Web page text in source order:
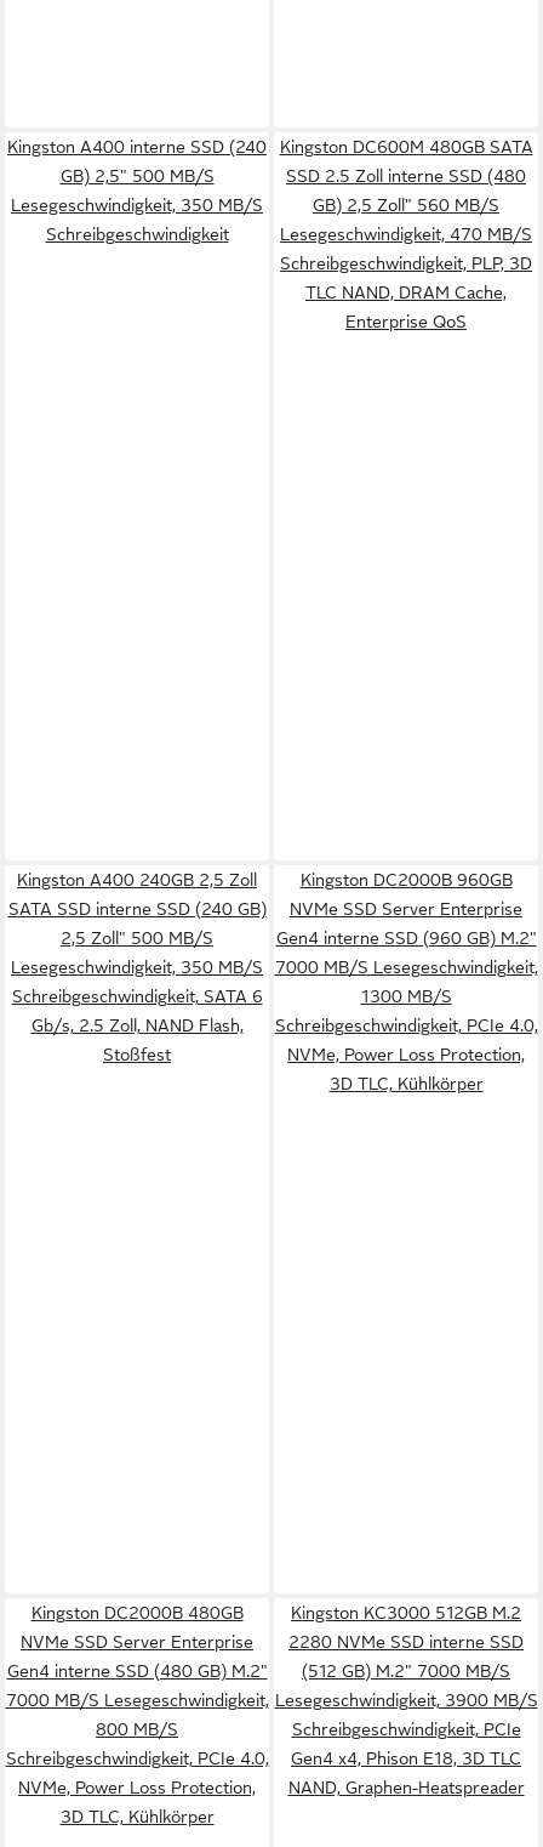
Kingston A400 interne SSD (240
GB) 2,5" 500 MB/S
Lesegeschwindigkeit, 350 MB/S
Schreibgeschwindigkeit
Kingston DC600M 480GB SATA
SSD 2.5 Zoll interne SSD (480
GB) 2,5 Zoll" 560 MB/S
Lesegeschwindigkeit, 470 MB/S
Schreibgeschwindigkeit, PLP, 3D
TLC NAND, DRAM Cache,
Enterprise QoS
Kingston A400 240GB 2,5 Zoll
SATA SSD interne SSD (240 GB)
2,5 Zoll" 500 MB/S
Lesegeschwindigkeit, 350 MB/S
Schreibgeschwindigkeit, SATA 6
Gb/s, 2.5 Zoll, NAND Flash,
Stoßfest
Kingston DC2000B 960GB
NVMe SSD Server Enterprise
Gen4 interne SSD (960 GB) M.2"
7000 MB/S Lesegeschwindigkeit,
1300 MB/S
Schreibgeschwindigkeit, PCIe 4.0,
NVMe, Power Loss Protection,
3D TLC, Kühlkörper
Kingston DC2000B 480GB
NVMe SSD Server Enterprise
Gen4 interne SSD (480 GB) M.2"
7000 MB/S Lesegeschwindigkeit,
800 MB/S
Schreibgeschwindigkeit, PCIe 4.0,
NVMe, Power Loss Protection,
3D TLC, Kühlkörper
Kingston KC3000 512GB M.2
2280 NVMe SSD interne SSD
(512 GB) M.2" 7000 MB/S
Lesegeschwindigkeit, 3900 MB/S
Schreibgeschwindigkeit, PCIe
Gen4 x4, Phison E18, 3D TLC
NAND, Graphen-Heatspreader